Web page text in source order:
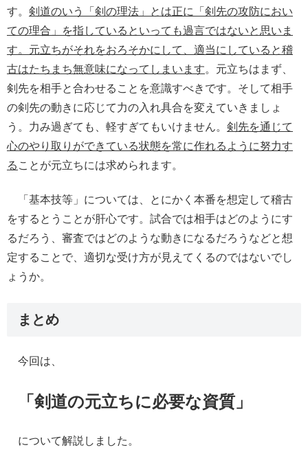
す。 剣道のいう「剣の理法」とは正に「剣先の攻防におい
ての理合」を指しているといっても過言ではないと思いま
す。元立ちがそれをおろそかにして、適当にしていると稽
古はたちまち無意味になってしまいます。元立ちはまず、
剣先を相手と合わせることを意識すべきです。そして相手
の剣先の動きに応じて力の入れ具合を変えていきましょ
う。力み過ぎても、軽すぎてもいけません。 剣先を通じて
心のやり取りができている状態を常に作れるように努力す
る ことが元立ちには求められます。
「基本技等」については、とにかく本番を想定して稽古
をするとうことが肝心です。試合では相手はどのようにす
るだろう、審査ではどのような動きになるだろうなどと想
定することで、適切な受け方が見えてくるのではないでし
ょうか。
まとめ
今回は、
「剣道の元立ちに必要な資質 」
について解説しました。